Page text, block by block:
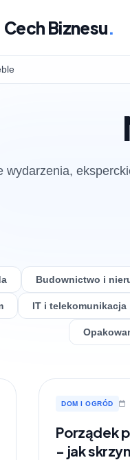
Biznesu.
wydarzenia,
Budownictwo i
IT i telekomunikacja
DOM I OGRÓD
Porządek
- jak